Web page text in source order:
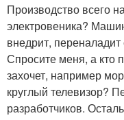
Производство всего
электровеника?
внедрит, переналадит
Спросите меня, а кто
захочет, например
круглый телевизор?
разработчиков.